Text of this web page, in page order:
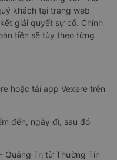
khách tại trang web
giải quyết sự cố. Chính
tiền sẽ tùy theo từng
hoặc tải app Vexere trên
đến, ngày đi, sau đó
Quảng Trị từ Thường Tín